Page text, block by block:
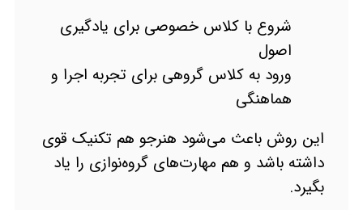
شروع با کلاس خصوصی برای یادگیری
اصول
ورود به کلاس گروهی برای تجربه اجرا و
هماهنگی
این روش باعث می‌شود هنرجو هم تکنیک قوی
داشته باشد و هم مهارت‌های گروه‌نوازی را یاد
بگیرد.